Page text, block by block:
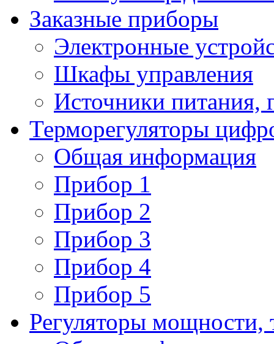
Заказные приборы
Электронные
Шкафы управления
Источники питания,
Терморегуляторы
Общая информация
Прибор 1
Прибор 2
Прибор 3
Прибор 4
Прибор 5
Регуляторы мощности,